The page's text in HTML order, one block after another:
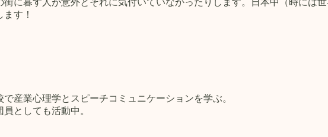
す！
産業心理学とスピーチコミュニケーションを学ぶ。
としても活動中。